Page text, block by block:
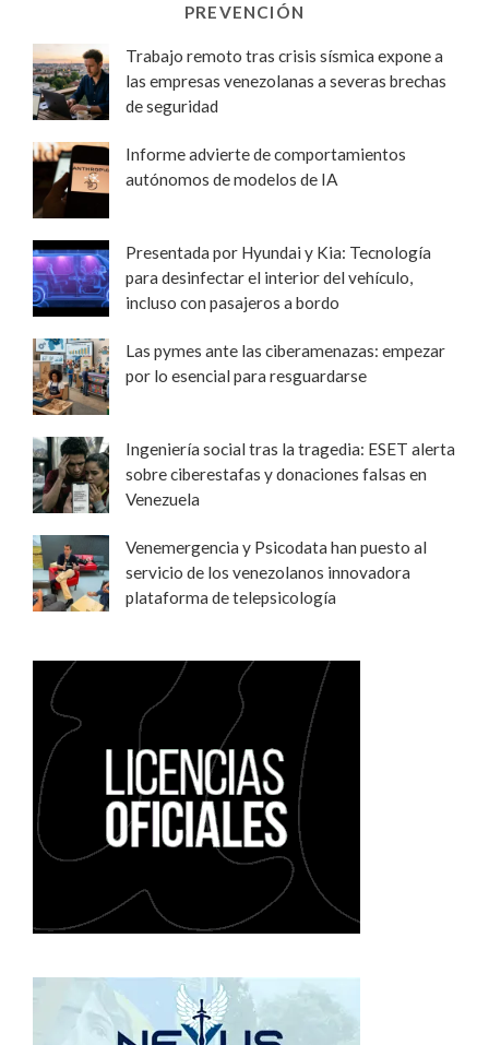
PREVENCIÓN
Trabajo remoto tras crisis sísmica expone a
las empresas venezolanas a severas brechas
de seguridad
Informe advierte de comportamientos
autónomos de modelos de IA
Presentada por Hyundai y Kia: Tecnología
para desinfectar el interior del vehículo,
incluso con pasajeros a bordo
Las pymes ante las ciberamenazas: empezar
por lo esencial para resguardarse
Ingeniería social tras la tragedia: ESET alerta
sobre ciberestafas y donaciones falsas en
Venezuela
Venemergencia y Psicodata han puesto al
servicio de los venezolanos innovadora
plataforma de telepsicología